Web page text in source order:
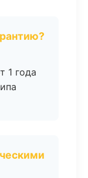
1 года